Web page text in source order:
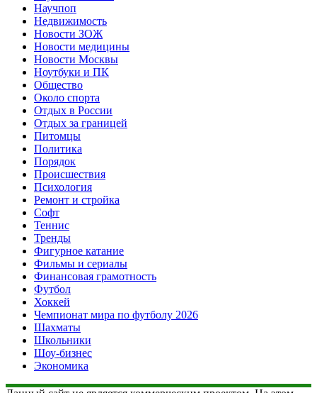
Научпоп
Недвижимость
Новости ЗОЖ
Новости медицины
Новости Москвы
Ноутбуки и ПК
Общество
Около спорта
Отдых в России
Отдых за границей
Питомцы
Политика
Порядок
Происшествия
Психология
Ремонт и стройка
Софт
Теннис
Тренды
Фигурное катание
Фильмы и сериалы
Финансовая грамотность
Футбол
Хоккей
Чемпионат мира по футболу 2026
Шахматы
Школьники
Шоу-бизнес
Экономика